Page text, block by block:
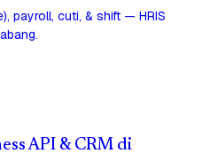
payroll, cuti, & shift — HRIS
API & CRM di